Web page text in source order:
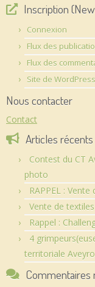
Inscription
Connexion
Flux des
Flux des
Site de
Nous contacter
Contact
Articles récents
Contest du CT
photo
RAPPEL :
Vente de
Rappel :
4
territoriale
Commentaires